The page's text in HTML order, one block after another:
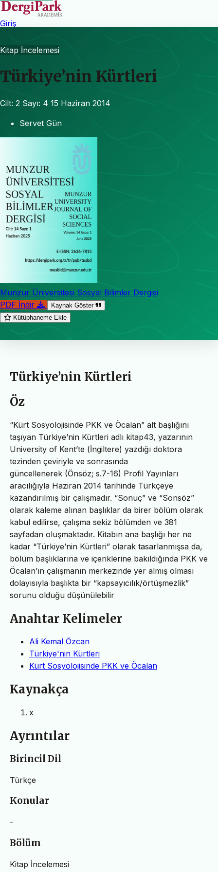
Giriş
Kitap İncelemesi
Türkiye’nin Kürtleri
Cilt: 2 Sayı: 4 15 Haziran 2014
Servet Gün
Munzur Üniversitesi Sosyal Bilimler Dergisi
PDF İndir
Kaynak Göster
Kütüphaneme Ekle
Türkiye’nin Kürtleri
Öz
“Kürt Sosyolojisinde PKK ve Öcalan” alt başlığını
taşıyan Türkiye’nin Kürtleri adlı kitap43, yazarının
University of Kent’te (İngiltere) yazdığı doktora
tezinden çeviriyle ve sonrasında
güncellenerek (Önsöz; s.7-16) Profil Yayınları
aracılığıyla Haziran 2014 tarihinde Türkçeye
kazandırılmış bir çalışmadır. “Sonuç” ve “Sonsöz”
olarak kaleme alınan başlıklar da birer bölüm olarak
kabul edilirse, çalışma sekiz bölümden ve 381
sayfadan oluşmaktadır. Kitabın ana başlığı her ne
kadar “Türkiye’nin Kürtleri” olarak tasarlanmışsa da,
bölüm başlıklarına ve içeriklerine bakıldığında PKK ve
Öcalan’ın çalışmanın merkezinde yer almış olması
dolayısıyla başlıkta bir “kapsayıcılık/örtüşmezlik”
sorunu olduğu düşünülebilir
Anahtar Kelimeler
Ali Kemal Özcan
Türkiye'nin Kürtleri
Kürt Sosyolojisinde PKK ve Öcalan
Kaynakça
x
Ayrıntılar
Birincil Dil
Türkçe
Konular
-
Bölüm
Kitap İncelemesi